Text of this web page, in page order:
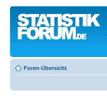
Foren-Übersicht